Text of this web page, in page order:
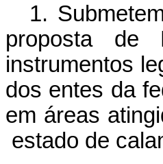
1.
proposta
instrumentos
dos entes da
em áreas
estado de